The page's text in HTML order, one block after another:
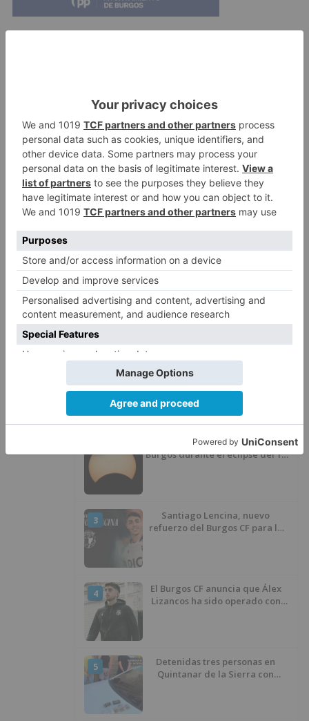
lo que aquí está ocurriendo, desde el
Ayuntamiento de Valle de Zamanzas seguirán
adelante reivindicando a todos los niveles en las
administraciones correspondientes y desde
luego que los siguientes pasos ya están fuera de
Burgos y su provincia.
cerca personas exigen arreglo
puente
robredo
tubilleja
Detienen a un joven de 27 años
por el robo de cableado y por
atentado contra los agentes
Calor y posibles tormentas en
Burgos durante el eclipse del 12
3
Santiago Lencina, nuevo
refuerzo del Burgos CF para la
4
El Burgos CF anuncia que Álex
Lizancos ha sido operado con
5
Detenidas tres personas en
Quintanar de la Sierra con